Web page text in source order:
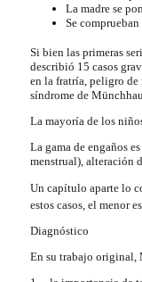
La madre se
Se
Si bien las primeras
describió 15 casos
en la fratría, peligro de
síndrome de
La mayoría de los
La gama de engaños
menstrual), alteración
Un capítulo aparte lo
estos casos, el menor
Diagnóstico
En su trabajo original,